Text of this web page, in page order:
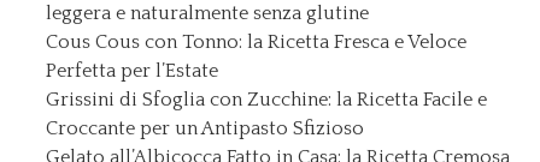
leggera e naturalmente senza glutine
Cous Cous con Tonno: la Ricetta Fresca e Veloce
Perfetta per l’Estate
Grissini di Sfoglia con Zucchine: la Ricetta Facile e
Croccante per un Antipasto Sfizioso
Gelato all’Albicocca Fatto in Casa: la Ricetta Cremosa